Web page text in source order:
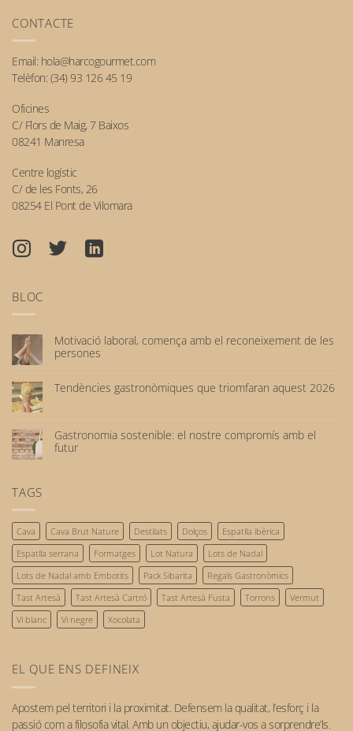
CONTACTE
Email: hola@harcogourmet.com
Telèfon: (34) 93 126 45 19
Oficines
C/ Flors de Maig, 7 Baixos
08241 Manresa
Centre logístic
C/ de les Fonts, 26
08254 El Pont de Vilomara
BLOC
Motivació laboral, comença amb el reconeixement de les
persones
hi
ha
Motivació
laboral,
comença
les
persones
Tendències gastronòmiques que triomfaran aquest 2026
ha
comentaris
a
2026
Gastronomia sostenible: el nostre compromís amb el
futur
Gastronomia
sostenible:
el
nostre
compromís
amb
el
futur
TAGS
Cava Cava Brut Nature Destilats Dolços
Espatlla ibèrica
Espatlla serrana
Formatges Lot Natura
Lots de Nadal
Lots de Nadal amb Embotits
Pack Sibarita
Regals Gastronòmics
Tast Artesà
Tast Artesà Cartró Tast Artesà Fusta Torrons
Vermut
Vi blanc
Vi negre Xocolata
EL QUE ENS DEFINEIX
Apostem pel territori i la proximitat. Defensem la qualitat, l’esforç i la
passió com a filosofia vital. Amb un objectiu, ajudar-vos a sorprendre’ls.